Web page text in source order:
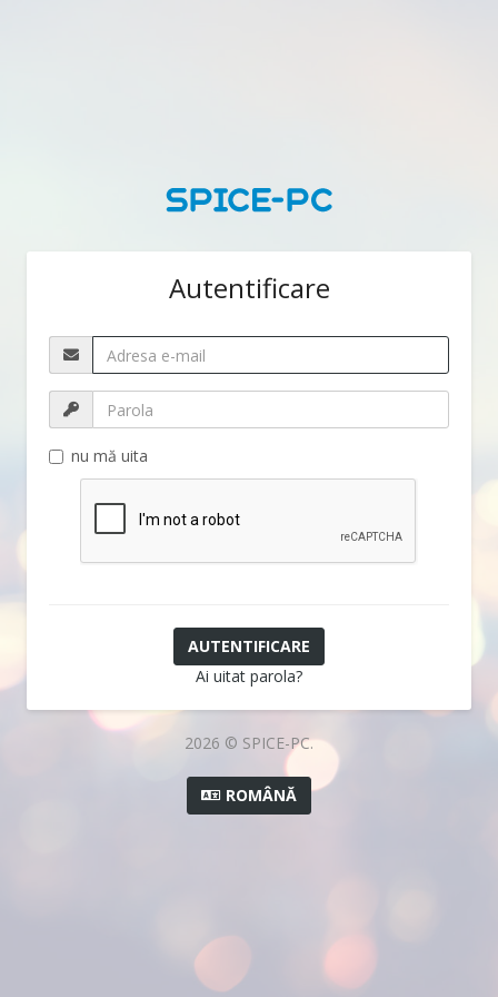
Autentificare
nu mă uita
Ai uitat parola?
2026 © SPICE-PC.
ROMÂNĂ